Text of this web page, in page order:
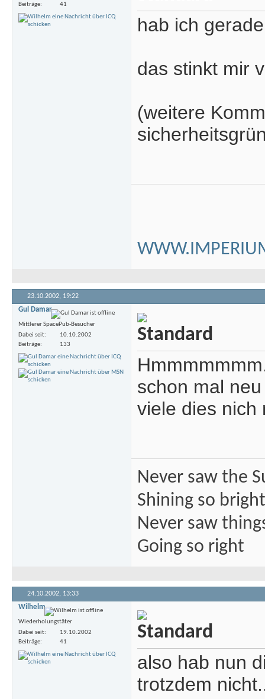
Beiträge
41
hab ich
das stinkt mir
(weitere
23.10.2002, 19:22
Gul Damar
Mittlerer SpacePub-Besucher
Dabei seit
10.10.2002
Beiträge
133
schon mal
viele dies nich
Never saw the
Shining so bright
Never saw
Going so right
24.10.2002, 13:33
Wilhelm
Wiederholungstäter
Dabei seit
19.10.2002
Beiträge
41
also hab nun
trotzdem